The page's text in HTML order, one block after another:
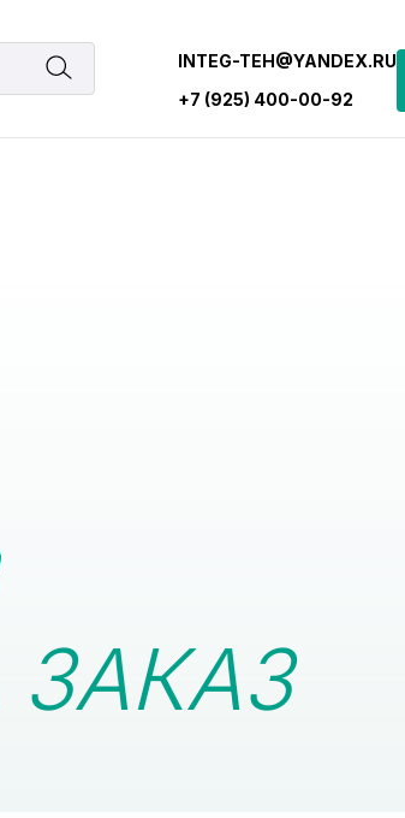
INTEG-TEH@YANDEX.RU
+7 (925) 400-00-92